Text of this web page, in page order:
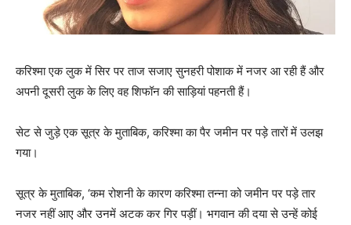
करिश्मा एक लुक में सिर पर ताज सजाए सुनहरी पोशाक में नजर आ रही हैं और
अपनी दूसरी लुक के लिए वह शिफॉन की साड़ियां पहनती हैं।
सेट से जुड़े एक सूत्र के मुताबिक, करिश्मा का पैर जमीन पर पड़े तारों में उलझ
गया।
सूत्र के मुताबिक, ‘कम रोशनी के कारण करिश्मा तन्‍ना को जमीन पर पड़े तार
नजर नहीं आए और उनमें अटक कर गिर पड़ीं। भगवान की दया से उन्हें कोई